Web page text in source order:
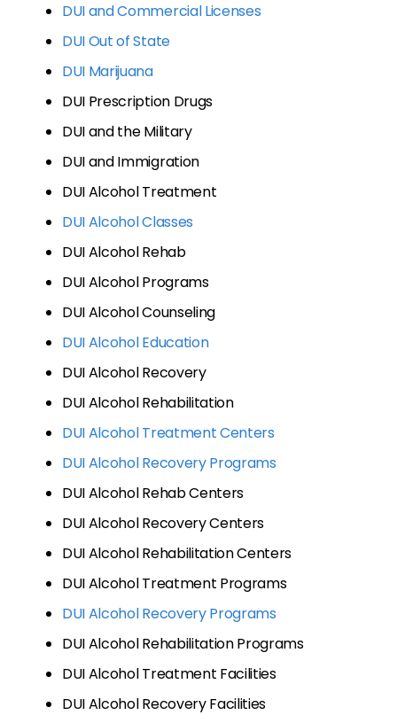
DUI and Commercial Licenses
DUI Out of State
DUI Marijuana
DUI Prescription Drugs
DUI and the Military
DUI and Immigration
DUI Alcohol Treatment
DUI Alcohol Classes
DUI Alcohol Rehab
DUI Alcohol Programs
DUI Alcohol Counseling
DUI Alcohol Education
DUI Alcohol Recovery
DUI Alcohol Rehabilitation
DUI Alcohol Treatment Centers
DUI Alcohol Recovery Programs
DUI Alcohol Rehab Centers
DUI Alcohol Recovery Centers
DUI Alcohol Rehabilitation Centers
DUI Alcohol Treatment Programs
DUI Alcohol Recovery Programs
DUI Alcohol Rehabilitation Programs
DUI Alcohol Treatment Facilities
DUI Alcohol Recovery Facilities